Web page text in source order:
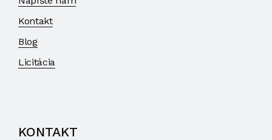
Kontakt
Blog
Licitácia
KONTAKT